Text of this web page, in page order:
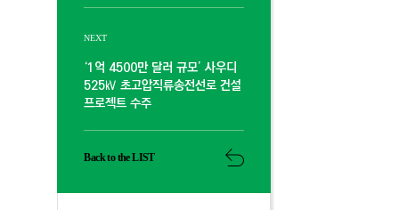
NEXT
‘1억 4500만 달러 규모’ 사우디
525㎸ 초고압직류송전선로 건설
프로젝트 수주
Back to the LIST